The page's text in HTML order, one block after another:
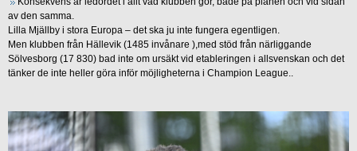
av den samma.
Lilla Mjällby i stora Europa – det ska ju inte fungera egentligen.
Men klubben från Hällevik (1485 invånare ),med stöd från närliggande
Sölvesborg (17 830) bad inte om ursäkt vid etableringen i allsvenskan och det
tänker de inte heller göra inför möjligheterna i Champion League..